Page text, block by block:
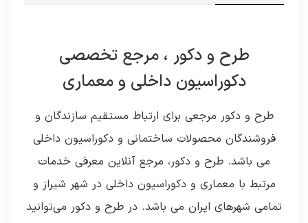
طرح و دکور ، مرجع تخصصی
دکوراسیون داخلی و معماری
طرح و دکور مرجعی برای ارتباط مستقیم سازندگان و
فروشندگان محصولات ساختمانی و دکوراسیون داخلی
می باشد. طرح و دکور، مرجع آنلاین معرفی خدمات
مرتبط با معماری و دکوراسیون داخلی در شهر شیراز و
تمامی شهرهای ایران می باشد. در طرح و دکور می‌توانید